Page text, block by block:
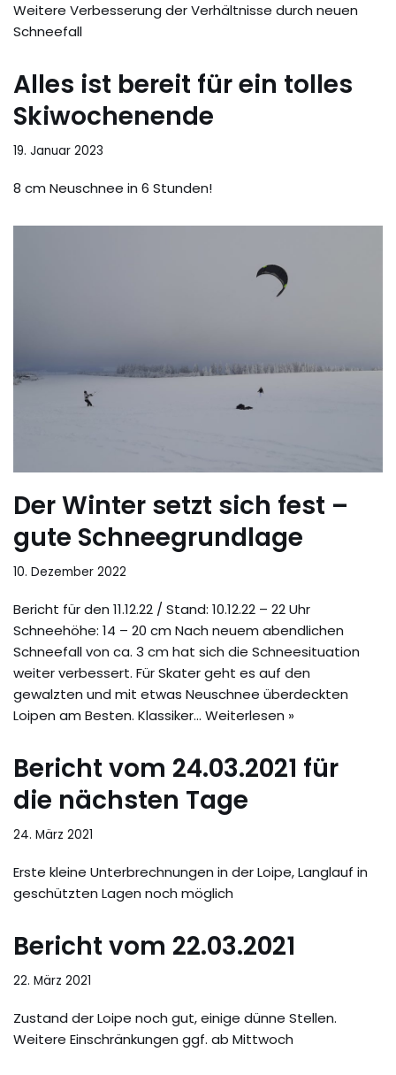
Weitere Verbesserung der Verhältnisse durch neuen
Schneefall
Alles ist bereit für ein tolles
Skiwochenende
19. Januar 2023
8 cm Neuschnee in 6 Stunden!
Der Winter setzt sich fest –
gute Schneegrundlage
10. Dezember 2022
Bericht für den 11.12.22 / Stand: 10.12.22 – 22 Uhr
Schneehöhe: 14 – 20 cm Nach neuem abendlichen
Schneefall von ca. 3 cm hat sich die Schneesituation
weiter verbessert. Für Skater geht es auf den
gewalzten und mit etwas Neuschnee überdeckten
Loipen am Besten. Klassiker… Weiterlesen »
Bericht vom 24.03.2021 für
die nächsten Tage
24. März 2021
Erste kleine Unterbrechnungen in der Loipe, Langlauf in
geschützten Lagen noch möglich
Bericht vom 22.03.2021
22. März 2021
Zustand der Loipe noch gut, einige dünne Stellen.
Weitere Einschränkungen ggf. ab Mittwoch